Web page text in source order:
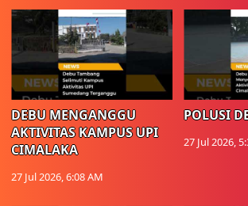
DEBU MENGANGGU
AKTIVITAS KAMPUS UPI
CIMALAKA
27 Jul 2026, 6:08 AM
POLUSI
27 Jul 2026,